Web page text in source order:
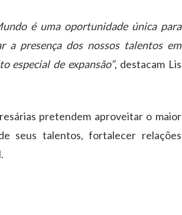
é uma oportunidade única para
a presença dos nossos talentos em
especial de expansão”, destacam Lis
pretendem aproveitar o maior
seus talentos, fortalecer relações